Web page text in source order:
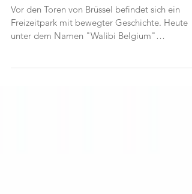
Walibi Belgium – Saison 2010
Vor den Toren von Brüssel befindet sich ein
Freizeitpark mit bewegter Geschichte. Heute
firmierend,...